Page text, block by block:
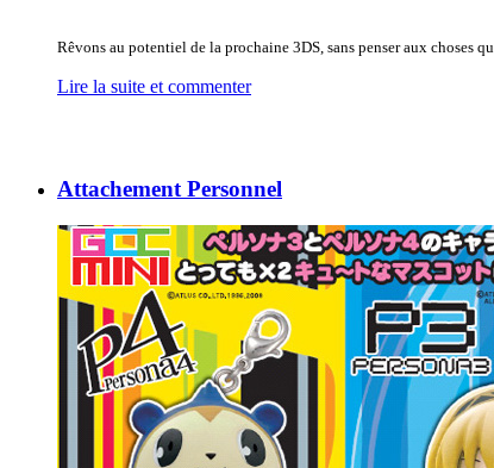
Rêvons au potentiel de la prochaine 3DS, sans penser aux choses
Lire la suite et commenter
Attachement Personnel